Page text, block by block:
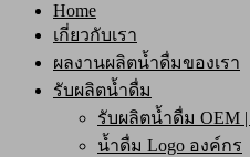
Home
เกี่ยวกับเรา
ผลงานผลิตน้ำดื่มของเรา
รับผลิตน้ำดื่ม
รับผลิตน้ำดื่ม OEM
น้ำดื่ม Logo องค์กร